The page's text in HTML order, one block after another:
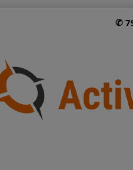
✆